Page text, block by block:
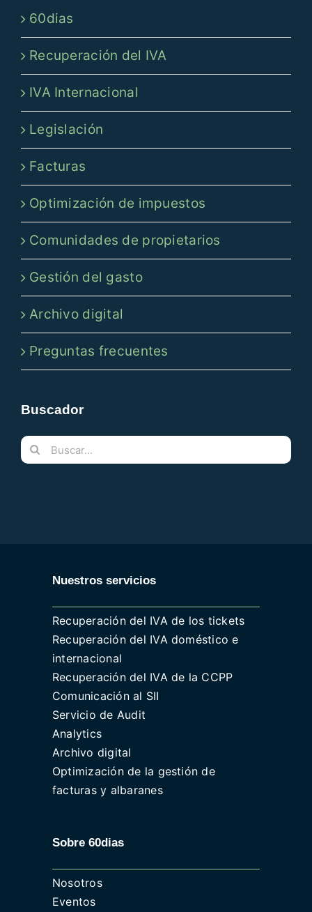
60dias
Recuperación del IVA
IVA Internacional
Legislación
Facturas
Optimización de impuestos
Comunidades de propietarios
Gestión del gasto
Archivo digital
Preguntas frecuentes
Buscador
Buscar:
Nuestros servicios
Recuperación del IVA de los tickets
Recuperación del IVA doméstico e
internacional
Recuperación del IVA de la CCPP
Comunicación al SII
Servicio de Audit
Analytics
Archivo digital
Optimización de la gestión de
facturas y albaranes
Sobre 60dias
Nosotros
Eventos